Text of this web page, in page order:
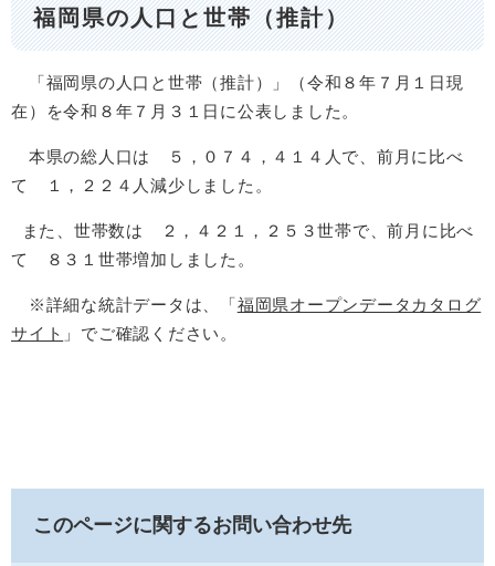
福岡県の人口と世帯（推計）
「福岡県の人口と世帯（推計）」（令和８年７月１日現
在）を令和８年７月３１日に公表しました。
本県の総人口は ５，０７４，４１４人で、前月に比べ
て １，２２４人減少しました。
また、世帯数は ２，４２１，２５３世帯で、前月に比べ
て ８３１世帯増加しました。
※詳細な統計データは、「福岡県オープンデータカタログ
サイト 」でご確認ください。
このページに関するお問い合わせ先